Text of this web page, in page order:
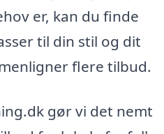
er, kan du finde
til din stil og dit
flere tilbud.
gør vi det nemt